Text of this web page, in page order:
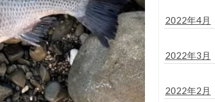
2022年4月
2022年3月
2022年2月